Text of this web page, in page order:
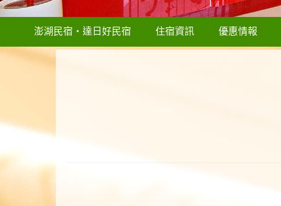
澎湖民宿‧達日好民宿 住宿資訊 優惠情報